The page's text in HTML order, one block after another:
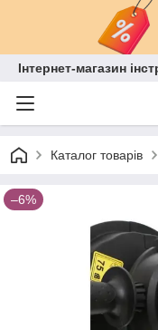
Інтернет-магазин
Каталог товарів
–6%